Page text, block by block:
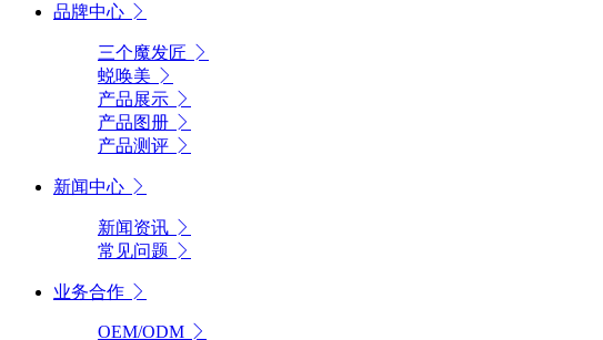
品牌中心
三个魔发匠
蜕唤美
产品展示
产品图册
产品测评
新闻中心
新闻资讯
常见问题
业务合作
OEM/ODM